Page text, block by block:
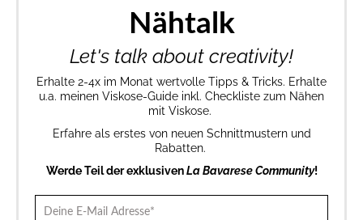
Nähtalk
Let's talk about creativity!
Erhalte 2-4x im Monat wertvolle Tipps & Tricks. Erhalte
u.a. meinen Viskose-Guide inkl. Checkliste zum Nähen
mit Viskose.
Erfahre als erstes von neuen Schnittmustern und
Rabatten.
Werde Teil der exklusivenLa Bavarese Community!